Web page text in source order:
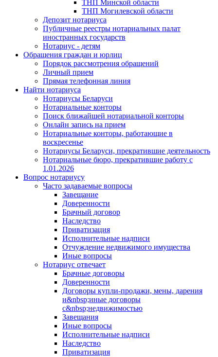
ТНП Минской области
ТНП Могилевской области
Депозит нотариуса
Публичные реестры нотариальных палат
иностранных государств
Нотариус - детям
Обращения граждан и юрлиц
Порядок рассмотрения обращений
Личный прием
Прямая телефонная линия
Найти нотариуса
Нотариусы Беларуси
Нотариальные конторы
Поиск ближайшей нотариальной конторы
Онлайн запись на прием
Нотариальные конторы, работающие в
воскресенье
Нотариусы Беларуси, прекратившие деятельность
Нотариальные бюро, прекратившие работу с
1.01.2026
Вопрос нотариусу
Часто задаваемые вопросы
Завещание
Доверенности
Брачный договор
Наследство
Приватизация
Исполнительные надписи
Отчуждение недвижимого имущества
Иные вопросы
Нотариус отвечает
Брачные договоры
Доверенности
Договоры купли-продажи, мены, дарения
и&nbsp;иные договоры
с&nbsp;недвижимостью
Завещания
Иные вопросы
Исполнительные надписи
Наследство
Приватизация